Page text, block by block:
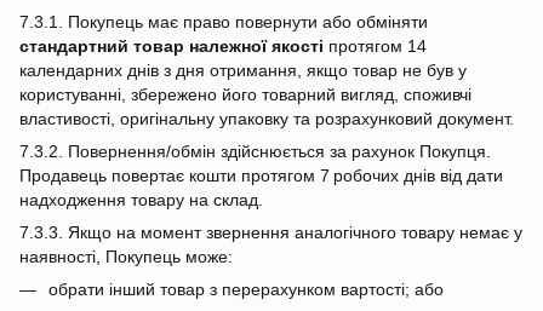
7.3.1. Покупець має право повернути або обміняти
стандартний товар належної якості протягом 14
календарних днів з дня отримання, якщо товар не був у
користуванні, збережено його товарний вигляд, споживчі
властивості, оригінальну упаковку та розрахунковий документ.
7.3.2. Повернення/обмін здійснюється за рахунок Покупця.
Продавець повертає кошти протягом 7 робочих днів від дати
надходження товару на склад.
7.3.3. Якщо на момент звернення аналогічного товару немає у
наявності, Покупець може:
обрати інший товар з перерахунком вартості; або